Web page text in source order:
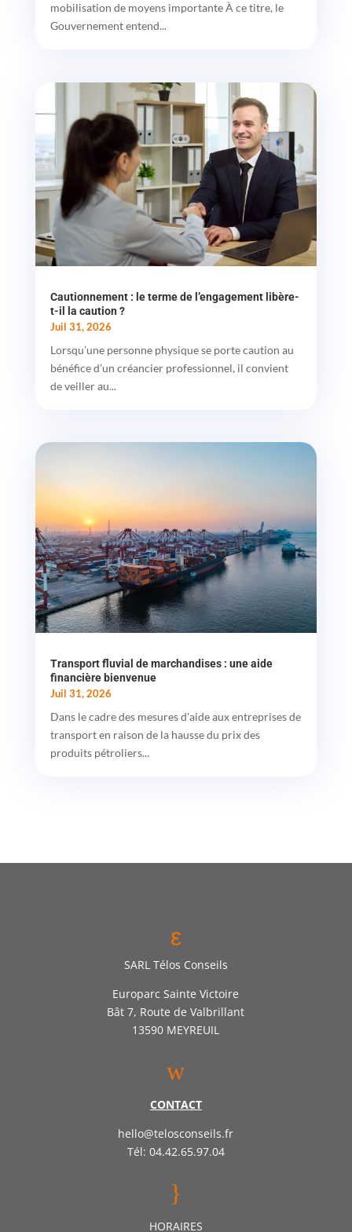
mobilisation de moyens importante À ce titre, le
Gouvernement entend...
Cautionnement : le terme de l’engagement libère-
t-il la caution ?
Juil 31, 2026
Lorsqu’une personne physique se porte caution au
bénéfice d’un créancier professionnel, il convient
de veiller au...
Transport fluvial de marchandises : une aide
financière bienvenue
Juil 31, 2026
Dans le cadre des mesures d'aide aux entreprises de
transport en raison de la hausse du prix des
produits pétroliers...
ε
SARL Télos Conseils
Europarc Sainte Victoire
Bât 7, Route de Valbrillant
13590 MEYREUIL
w
CONTACT
hello@telosconseils.fr
Tél: 04.42.65.97.04
}
HORAIRES